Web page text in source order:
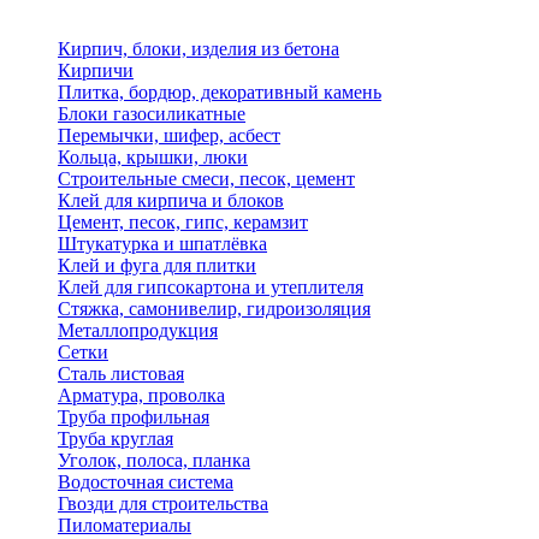
Кирпич, блоки, изделия из бетона
Кирпичи
Плитка, бордюр, декоративный камень
Блоки газосиликатные
Перемычки, шифер, асбест
Кольца, крышки, люки
Строительные смеси, песок, цемент
Клей для кирпича и блоков
Цемент, песок, гипс, керамзит
Штукатурка и шпатлёвка
Клей и фуга для плитки
Клей для гипсокартона и утеплителя
Стяжка, самонивелир, гидроизоляция
Металлопродукция
Сетки
Сталь листовая
Арматура, проволка
Труба профильная
Труба круглая
Уголок, полоса, планка
Водосточная система
Гвозди для строительства
Пиломатериалы